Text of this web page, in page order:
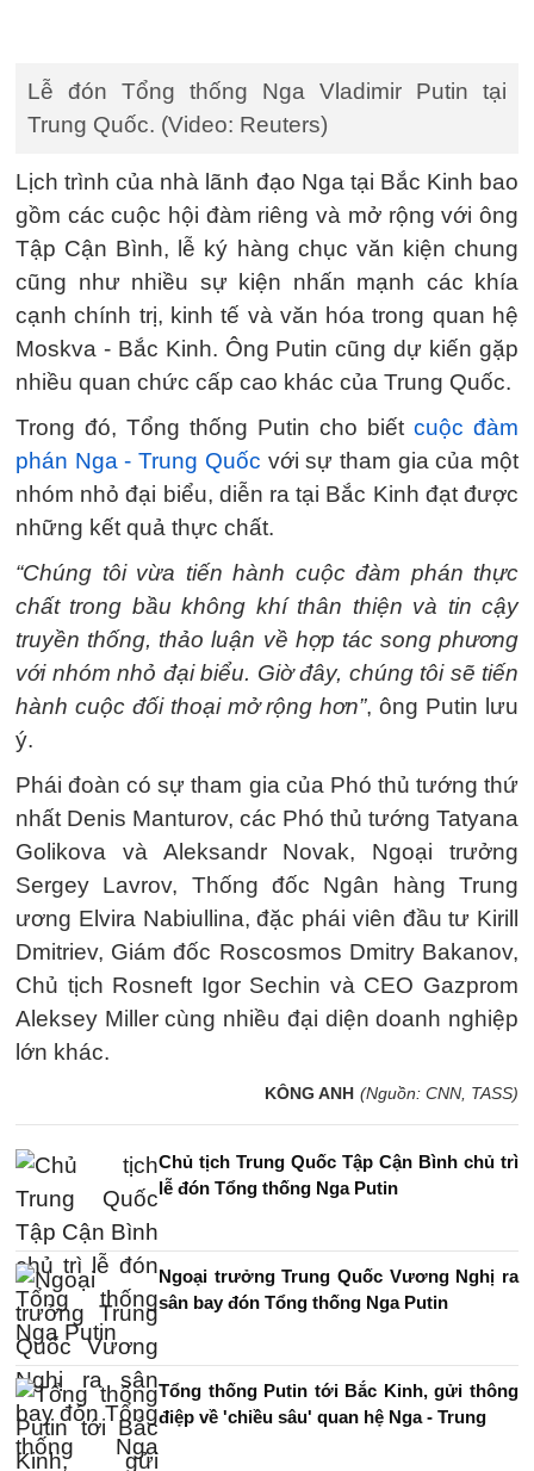
Lễ đón Tổng thống Nga Vladimir Putin tại
Trung Quốc. (Video: Reuters)
Lịch trình của nhà lãnh đạo Nga tại Bắc Kinh bao
gồm các cuộc hội đàm riêng và mở rộng với ông
Tập Cận Bình, lễ ký hàng chục văn kiện chung
cũng như nhiều sự kiện nhấn mạnh các khía
cạnh chính trị, kinh tế và văn hóa trong quan hệ
Moskva - Bắc Kinh. Ông Putin cũng dự kiến gặp
nhiều quan chức cấp cao khác của Trung Quốc.
Trong đó, Tổng thống Putin cho biết cuộc đàm
phán Nga - Trung Quốc với sự tham gia của một
nhóm nhỏ đại biểu, diễn ra tại Bắc Kinh đạt được
những kết quả thực chất.
“Chúng tôi vừa tiến hành cuộc đàm phán thực
chất trong bầu không khí thân thiện và tin cậy
truyền thống, thảo luận về hợp tác song phương
với nhóm nhỏ đại biểu. Giờ đây, chúng tôi sẽ tiến
hành cuộc đối thoại mở rộng hơn”, ông Putin lưu
ý.
Phái đoàn có sự tham gia của Phó thủ tướng thứ
nhất Denis Manturov, các Phó thủ tướng Tatyana
Golikova và Aleksandr Novak, Ngoại trưởng
Sergey Lavrov, Thống đốc Ngân hàng Trung
ương Elvira Nabiullina, đặc phái viên đầu tư Kirill
Dmitriev, Giám đốc Roscosmos Dmitry Bakanov,
Chủ tịch Rosneft Igor Sechin và CEO Gazprom
Aleksey Miller cùng nhiều đại diện doanh nghiệp
lớn khác.
KÔNG ANH (Nguồn: CNN, TASS)
Chủ tịch Trung Quốc Tập Cận Bình chủ trì
lễ đón Tổng thống Nga Putin
Ngoại trưởng Trung Quốc Vương Nghị ra
sân bay đón Tổng thống Nga Putin
Tổng thống Putin tới Bắc Kinh, gửi thông
điệp về 'chiều sâu' quan hệ Nga - Trung